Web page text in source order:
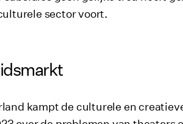
sector voort.
kampt de culturele en